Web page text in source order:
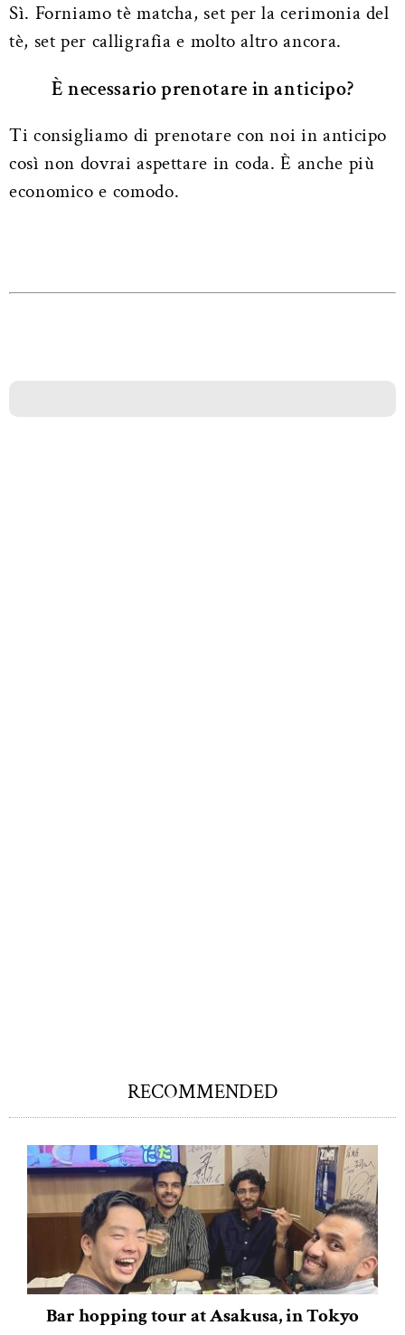
Sì. Forniamo tè matcha, set per la cerimonia del
tè, set per calligrafia e molto altro ancora.
È necessario prenotare in anticipo?
Ti consigliamo di prenotare con noi in anticipo
così non dovrai aspettare in coda. È anche più
economico e comodo.
RECOMMENDED
Bar hopping tour at Asakusa, in Tokyo